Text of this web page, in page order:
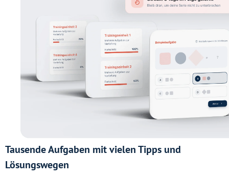
Tausende Aufgaben mit vielen Tipps und
Lösungswegen